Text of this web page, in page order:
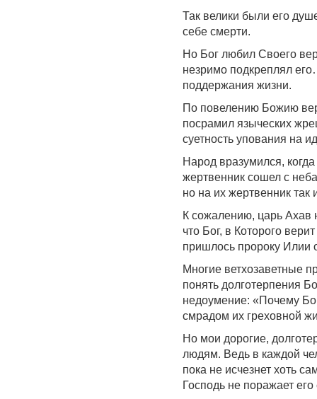
Так велики были его
себе смерти.
Но Бог любил Своего
незримо подкреплял
поддержания жизни.
По повелению Божию
посрамил языческих
суетность упования на
Народ вразумился,
жертвенник сошел с
но на их жертвенник так
К сожалению, царь Ахав
что Бог, в Которого
пришлось пророку Илии
Многие ветхозаветные
понять долготерпения
недоумение: «Почему
смрадом их греховной
Но мои дорогие,
людям. Ведь в каждой
пока не исчезнет хоть
Господь не поражает